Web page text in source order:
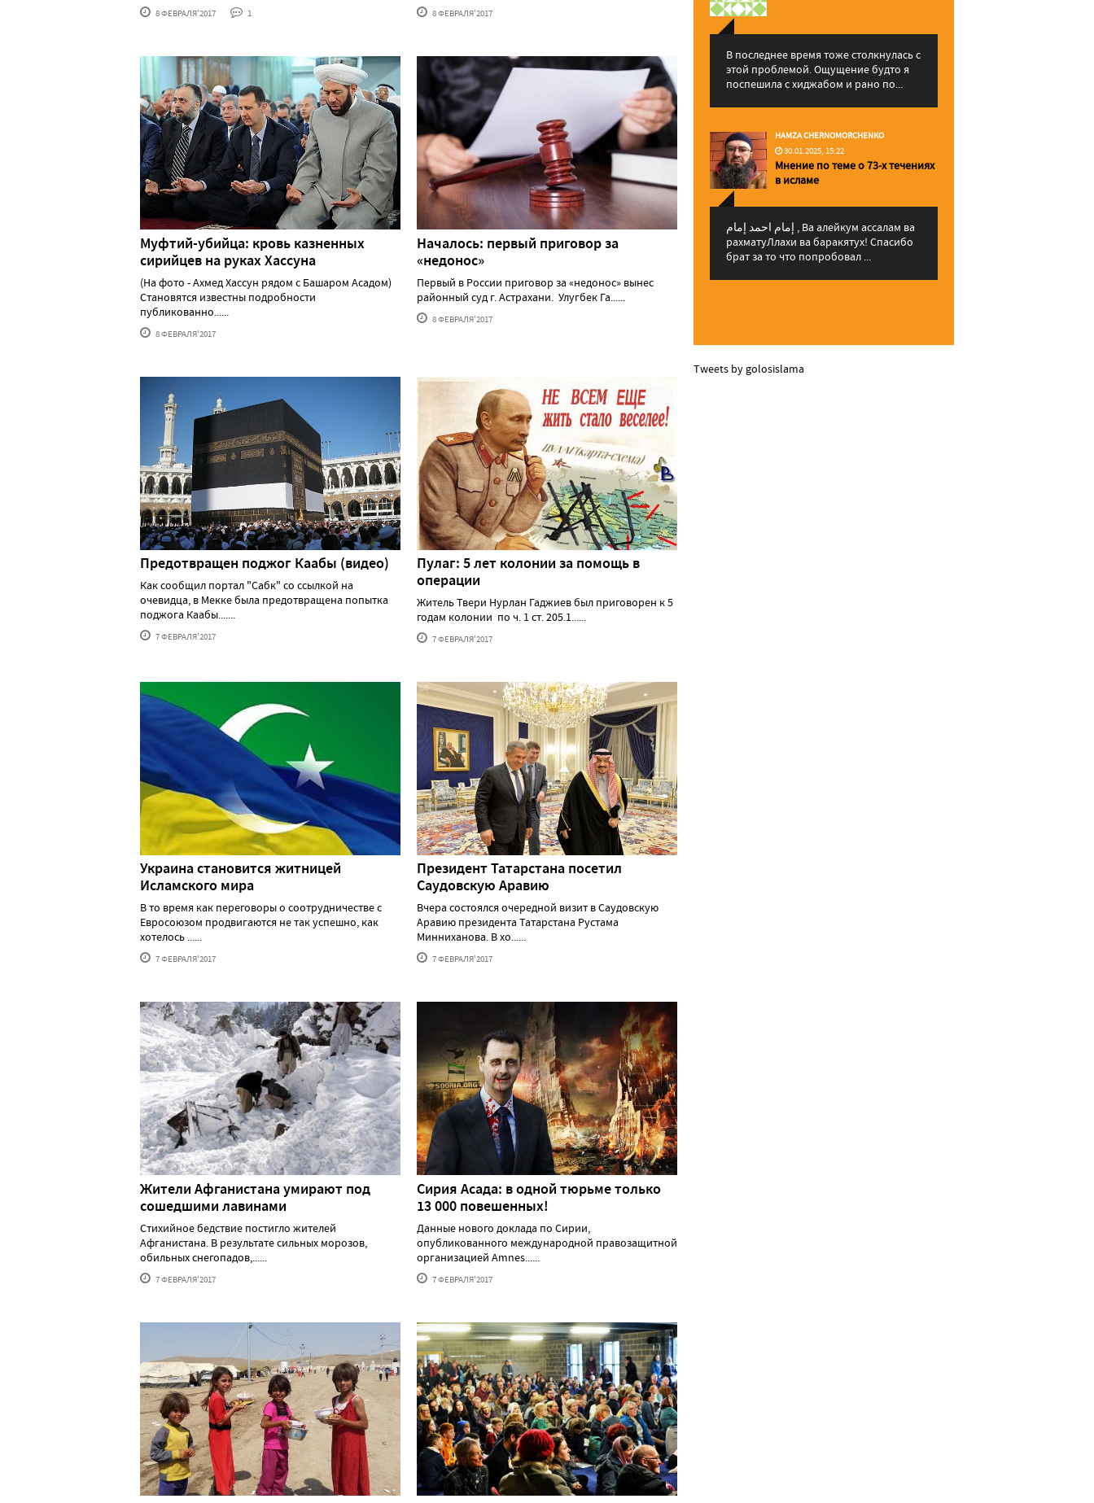
8 ФЕВРАЛЯ'2017 1 8 ФЕВРАЛЯ'2017
Муфтий-убийца: кровь казненных
сирийцев на руках Хассуна
(На фото - Ахмед Хассун рядом с Башаром Асадом)
Становятся известны подробности
публикованно......
8 ФЕВРАЛЯ'2017
Началось: первый приговор за
«недонос»
Первый в России приговор за «недонос» вынес
районный суд г. Астрахани. Улугбек Га......
8 ФЕВРАЛЯ'2017
Предотвращен поджог Каабы (видео)
Как сообщил портал "Сабк" со ссылкой на
очевидца, в Мекке была предотвращена попытка
поджога Каабы.......
7 ФЕВРАЛЯ'2017
Пулаг: 5 лет колонии за помощь в
операции
Житель Твери Нурлан Гаджиев был приговорен к 5
годам колонии по ч. 1 ст. 205.1......
7 ФЕВРАЛЯ'2017
Украина становится житницей
Исламского мира
В то время как переговоры о соотрудничестве с
Евросоюзом продвигаются не так успешно, как
хотелось ......
7 ФЕВРАЛЯ'2017
Президент Татарстана посетил
Саудовскую Аравию
Вчера состоялся очередной визит в Саудовскую
Аравию президента Татарстана Рустама
Минниханова. В хо......
7 ФЕВРАЛЯ'2017
Жители Афганистана умирают под
сошедшими лавинами
Стихийное бедствие постигло жителей
Афганистана. В результате сильных морозов,
обильных снегопадов,......
7 ФЕВРАЛЯ'2017
Сирия Асада: в одной тюрьме только
13 000 повешенных!
Данные нового доклада по Сирии,
опубликованного международной правозащитной
организацией Amnes......
7 ФЕВРАЛЯ'2017
В последнее время тоже столкнулась с
этой проблемой. Ощущение будто я
поспешила с хиджабом и рано по...
HAMZA CHERNOMORCHENKO
30.01.2025, 15:22
Мнение по теме о 73-х течениях
в исламе
إمام احمد إمام , Ва алейкум ассалам ва
рахматуЛлахи ва баракятух! Спасибо
брат за то что попробовал ...
Tweets by golosislama